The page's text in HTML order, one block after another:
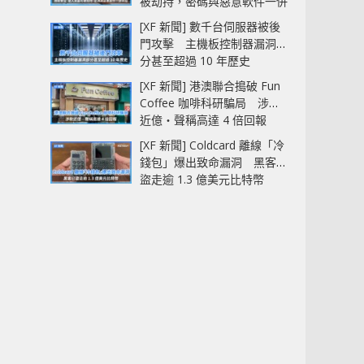
中招
[XF 新聞] 數千台伺服器被後
門攻擊 主機板控制器漏洞部
分甚至超過 10 年歷史
[XF 新聞] 港澳聯合搗破 Fun
Coffee 咖啡科研騙局 涉款
近億‧聲稱高達 4 倍回報
[XF 新聞] Coldcard 離線「冷
錢包」爆出致命漏洞 黑客已
盜走逾 1.3 億美元比特幣